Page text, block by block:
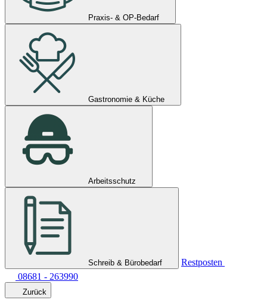
Praxis- & OP-Bedarf
Gastronomie & Küche
Arbeitsschutz
Schreib & Bürobedarf
Restposten
08681 - 263990
Zurück